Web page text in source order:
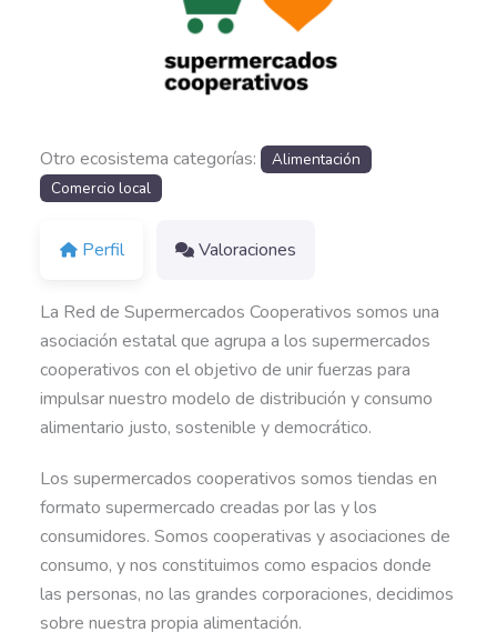
Otro ecosistema categorías:
Alimentación
Comercio local
Perfil Valoraciones
La Red de Supermercados Cooperativos somos una
asociación estatal que agrupa a los supermercados
cooperativos con el objetivo de unir fuerzas para
impulsar nuestro modelo de distribución y consumo
alimentario justo, sostenible y democrático.
Los supermercados cooperativos somos tiendas en
formato supermercado creadas por las y los
consumidores. Somos cooperativas y asociaciones de
consumo, y nos constituimos como espacios donde
las personas, no las grandes corporaciones, decidimos
sobre nuestra propia alimentación.